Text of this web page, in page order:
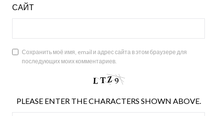
САЙТ
Сохранить моё имя, email и адрес сайта в этом браузере для
последующих моих комментариев.
PLEASE ENTER THE CHARACTERS SHOWN ABOVE.